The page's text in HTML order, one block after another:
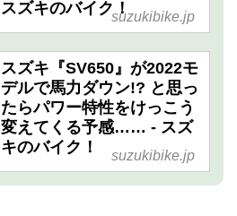
スズキのバイク！suzukibike.jp
スズキ『SV650』が2022モ
デルで馬力ダウン!? と思っ
たらパワー特性をけっこう
変えてくる予感…… - スズ
キのバイク！
suzukibike.jp